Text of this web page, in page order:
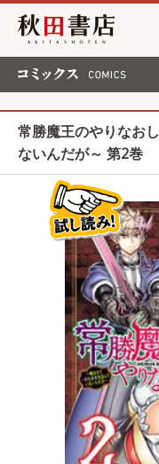
秋田書店
常勝魔王のやりなお
ないんだが～ 第2巻